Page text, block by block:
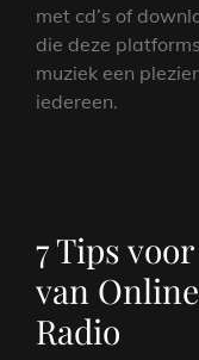
met cd’s of
die deze
muziek een
iedereen.
7 Tips
van
Radio